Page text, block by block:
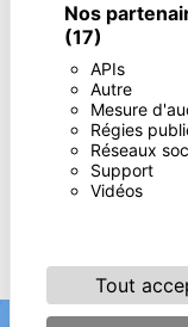
Nos
(17)
APIs
Autre
Mesure
Régies
Réseaux
Support
Vidéos
Tout
** Les données
aux fins de vous
ses sous-traitants.
rectification,
d’opposition, de
du droit
contrôle, ainsi que
mortem. Vous
courrier
demandé. Nous
prise de contact
fins probatoires et